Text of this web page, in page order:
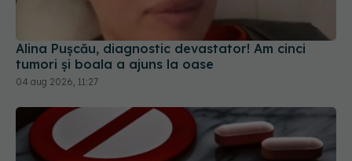
Alina Pușcău, diagnostic devastator! Am cinci
tumori și boala a ajuns la oase
04 aug 2026, 11:27